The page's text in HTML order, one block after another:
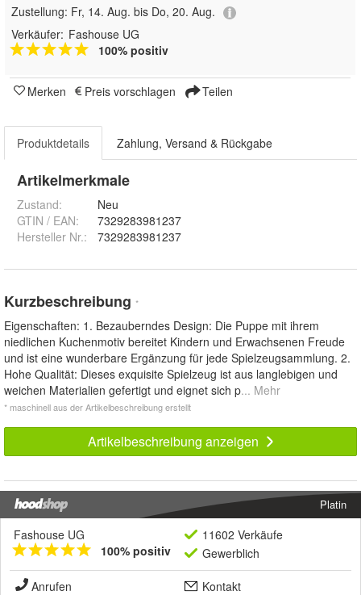
Zustellung: Fr, 14. Aug. bis Do, 20. Aug.
Verkäufer: Fashouse UG
100% positiv
Merken Preis vorschlagen Teilen
Produktdetails Zahlung, Versand & Rückgabe
Artikelmerkmale
Zustand:
Neu
GTIN / EAN:
7329283981237
Hersteller Nr.:
7329283981237
Kurzbeschreibung *
Eigenschaften: 1. Bezauberndes Design: Die Puppe mit ihrem
niedlichen Kuchenmotiv bereitet Kindern und Erwachsenen Freude
und ist eine wunderbare Ergänzung für jede Spielzeugsammlung. 2.
Hohe Qualität: Dieses exquisite Spielzeug ist aus langlebigen und
weichen Materialien gefertigt und eignet sich p... Mehr
* maschinell aus der Artikelbeschreibung erstellt
Artikelbeschreibung anzeigen
Platin
Fashouse UG
100% positiv
11602 Verkäufe
Gewerblich
Anrufen
Kontakt